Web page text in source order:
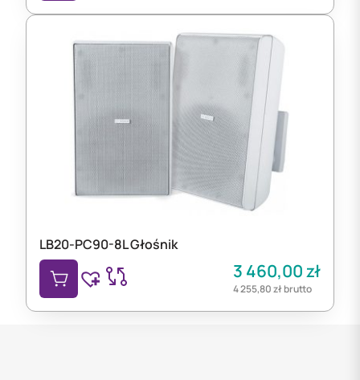
LB20-PC90-8L Głośnik
3 460,00zł
4 255,80złbrutto